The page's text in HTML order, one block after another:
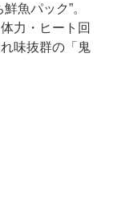
魚パック”。
力・ヒート回
味抜群の「鬼